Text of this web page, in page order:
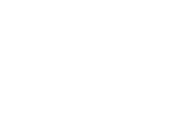
una
i reflexions
del que és